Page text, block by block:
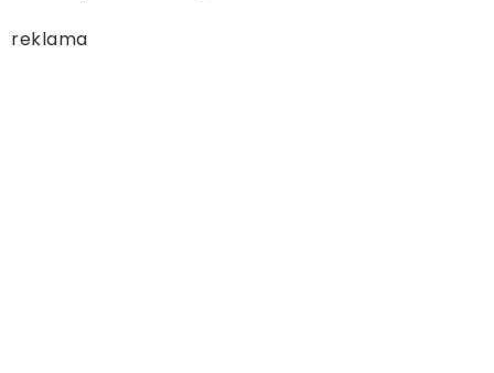
reklama